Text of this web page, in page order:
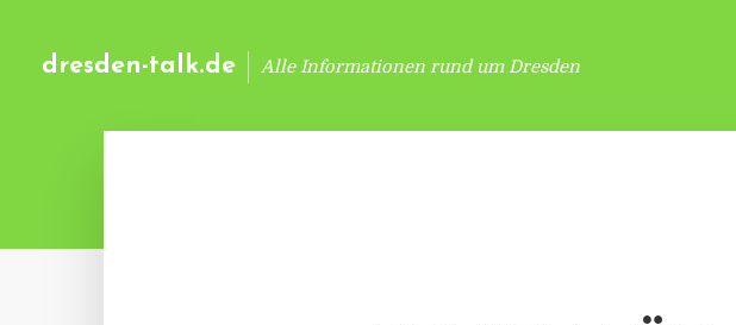
dresden-talk.de Alle Informationen rund um Dresden